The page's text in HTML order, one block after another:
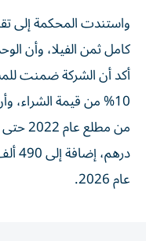
واستندت المحكمة إلى
كامل ثمن الفيلا، وأن
أكد أن الشركة ضمنت
10% من قيمة الشراء،
عام 2026.